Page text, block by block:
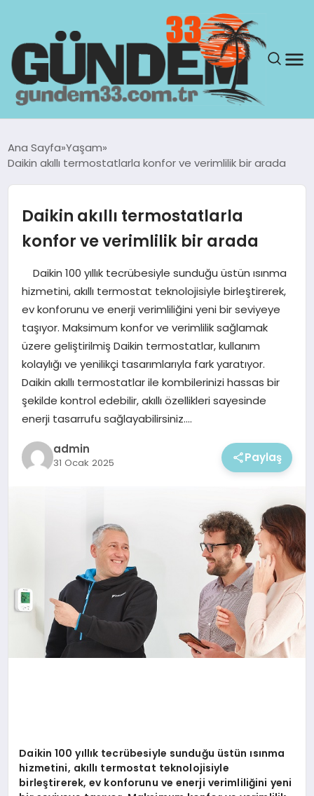
YAŞAM
SAĞLIK
MAGAZIN
Ana Sayfa Yaşam
Daikin akıllı termostatlarla konfor ve verimlilik bir arada
Daikin akıllı termostatlarla
konfor ve verimlilik bir arada
Daikin 100 yıllık tecrübesiyle sunduğu üstün ısınma
hizmetini, akıllı termostat teknolojisiyle birleştirerek,
ev konforunu ve enerji verimliliğini yeni bir seviyeye
taşıyor. Maksimum konfor ve verimlilik sağlamak
üzere geliştirilmiş Daikin termostatlar, kullanım
kolaylığı ve yenilikçi tasarımlarıyla fark yaratıyor.
Daikin akıllı termostatlar ile kombilerinizi hassas bir
şekilde kontrol edebilir, akıllı özellikleri sayesinde
enerji tasarrufu sağlayabilirsiniz….
admin
31 Ocak 2025 Paylaş
Daikin 100 yıllık tecrübesiyle sunduğu üstün ısınma
hizmetini, akıllı termostat teknolojisiyle
birleştirerek, ev konforunu ve enerji verimliliğini yeni